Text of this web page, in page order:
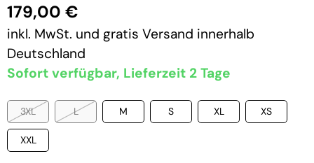
179,00 €
inkl. MwSt. und gratis Versand innerhalb
Deutschland
Sofort verfügbar, Lieferzeit 2 Tage
3XL L M S XL XS
XXL